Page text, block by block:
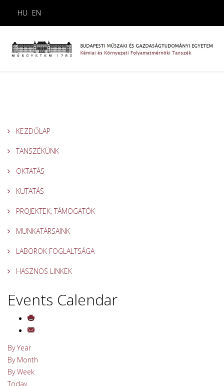
HU EN
KEZDŐLAP
TANSZÉKÜNK
OKTATÁS
KUTATÁS
PROJEKTEK, TÁMOGATÓK
MUNKATÁRSAINK
LABOROK FOGLALTSÁGA
HASZNOS LINKEK
Events Calendar
By Year
By Month
By Week
Today